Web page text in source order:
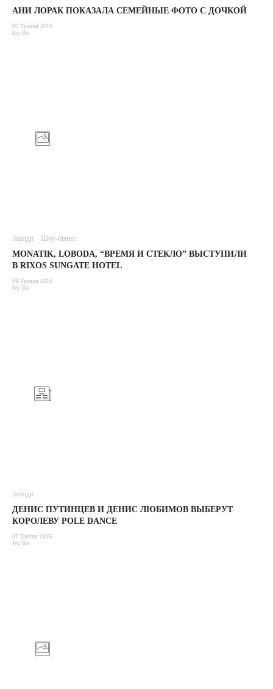
АНИ ЛОРАК ПОКАЗАЛА СЕМЕЙНЫЕ ФОТО С ДОЧКОЙ
09 Травня 2016
Jey Ro
Заходи Шоу-бізнес
MONATIK, LOBODA, “ВРЕМЯ И СТЕКЛО” ВЫСТУПИЛИ
В RIXOS SUNGATE HOTEL
04 Травня 2016
Jey Ro
Заходи
ДЕНИС ПУТИНЦЕВ И ДЕНИС ЛЮБИМОВ ВЫБЕРУТ
КОРОЛЕВУ POLE DANCE
07 Квітня 2016
Jey Ro